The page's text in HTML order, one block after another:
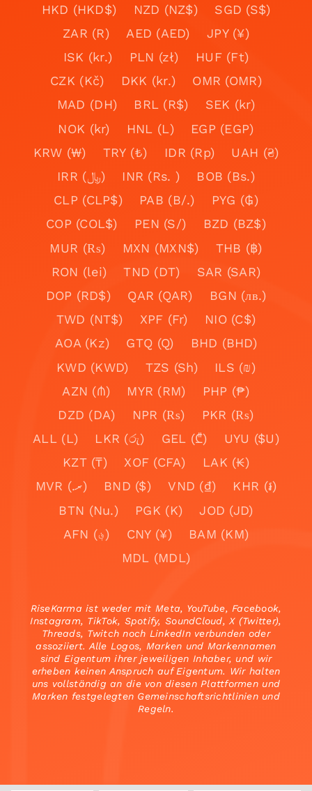
HKD (HKD$)
NZD (NZ$)
SGD (S$)
ZAR (R)
AED (AED)
JPY (¥)
ISK (kr.)
PLN (zł)
HUF (Ft)
CZK (Kč)
DKK (kr.)
OMR (OMR)
MAD (DH)
BRL (R$)
SEK (kr)
NOK (kr)
HNL (L)
EGP (EGP)
KRW (₩)
TRY (₺) IDR (Rp)
UAH (₴)
IRR (﷼)
INR (Rs. )
BOB (Bs.)
CLP (CLP$)
PAB (B/.)
PYG (₲)
COP (COL$)
PEN (S/)
BZD (BZ$)
MUR (₨)
MXN (MXN$)
THB (฿)
RON (lei)
TND (DT)
SAR (SAR)
DOP (RD$)
QAR (QAR)
BGN (лв.)
TWD (NT$)
XPF (Fr)
NIO (C$)
AOA (Kz)
GTQ (Q)
BHD (BHD)
KWD (KWD)
TZS (Sh)
ILS (₪)
AZN (₼)
MYR (RM)
PHP (₱)
DZD (DA)
NPR (₨)
PKR (₨)
ALL (L)
LKR (රු) GEL (₾)
UYU ($U)
KZT (₸)
XOF (CFA)
LAK (₭)
MVR (.ރ)
BND ($) VND (₫)
KHR (៛)
BTN (Nu.)
PGK (K)
JOD (JD)
AFN (؋)
CNY (¥)
BAM (KM)
MDL (MDL)
RiseKarma ist weder mit Meta, YouTube, Facebook,
Instagram, TikTok, Spotify, SoundCloud, X (Twitter),
Threads, Twitch noch LinkedIn verbunden oder
assoziiert. Alle Logos, Marken und Markennamen
sind Eigentum ihrer jeweiligen Inhaber, und wir
erheben keinen Anspruch auf Eigentum. Wir halten
uns vollständig an die von diesen Plattformen und
Marken festgelegten Gemeinschaftsrichtlinien und
Regeln.